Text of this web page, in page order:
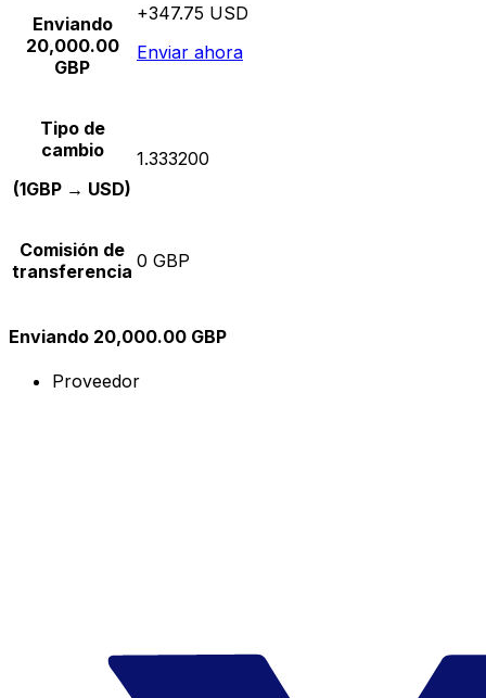
Enviando
20,000.00
GBP
+347.75 USD
Enviar ahora
Tipo de
cambio
(1GBP → USD)
1.333200
Comisión de
transferencia 0 GBP
Enviando 20,000.00 GBP
Proveedor